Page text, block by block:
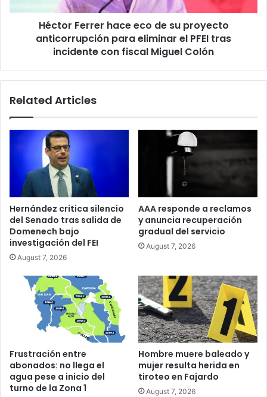
para
incidente
fiscal
Héctor Ferrer hace eco de su proyecto
anticorrupción para eliminar el PFEI tras
incidente con fiscal Miguel Colón
Related Articles
Hernández critica silencio
del Senado tras salida de
Domenech bajo
investigación del FEI
August 7, 2026
AAA responde a reclamos
y anuncia recuperación
gradual del servicio
August 7, 2026
Frustración entre
abonados: no llega el
agua pese a inicio del
turno de la Zona 1
Hombre muere baleado y
mujer resulta herida en
tiroteo en Fajardo
August 7, 2026